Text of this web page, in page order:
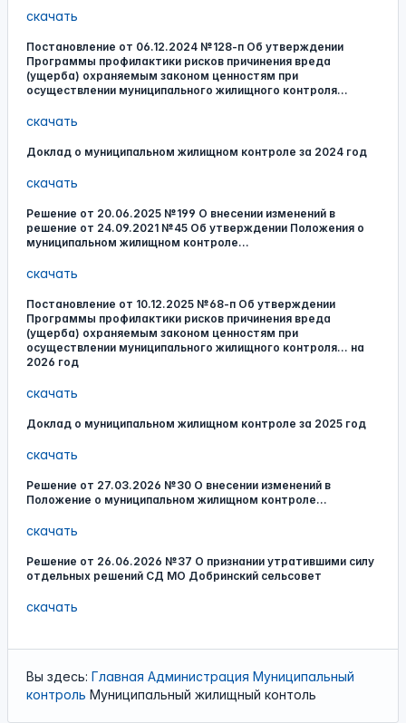
скачать
Постановление от 06.12.2024 №128-п Об утверждении
Программы профилактики рисков причинения вреда
(ущерба) охраняемым законом ценностям при
осуществлении муниципального жилищного контроля...
скачать
Доклад о муниципальном жилищном контроле за 2024 год
скачать
Решение от 20.06.2025 №199 О внесении изменений в
решение от 24.09.2021 №45 Об утверждении Положения о
муниципальном жилищном контроле...
скачать
Постановление от 10.12.2025 №68-п Об утверждении
Программы профилактики рисков причинения вреда
(ущерба) охраняемым законом ценностям при
осуществлении муниципального жилищного контроля... на
2026 год
скачать
Доклад о муниципальном жилищном контроле за 2025 год
скачать
Решение от 27.03.2026 №30 О внесении изменений в
Положение о муниципальном жилищном контроле...
скачать
Решение от 26.06.2026 №37 О признании утратившими силу
отдельных решений СД МО Добринский сельсовет
скачать
Вы здесь: Главная Администрация Муниципальный
контроль Муниципальный жилищный контоль